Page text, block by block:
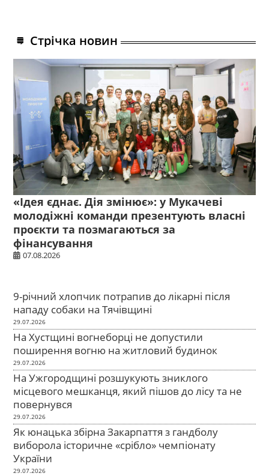
Стрічка новин
«Ідея єднає. Дія змінює»: у Мукачеві
молодіжні команди презентують власні
проєкти та позмагаються за
фінансування
07.08.2026
9-річний хлопчик потрапив до лікарні після
нападу собаки на Тячівщині
29.07.2026
На Хустщині вогнеборці не допустили
поширення вогню на житловий будинок
29.07.2026
На Ужгородщині розшукують зниклого
місцевого мешканця, який пішов до лісу та не
повернувся
29.07.2026
Як юнацька збірна Закарпаття з гандболу
виборола історичне «срібло» чемпіонату
України
29.07.2026